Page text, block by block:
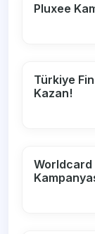
Pluxee
Türkiye
Kazan!
Worldcard